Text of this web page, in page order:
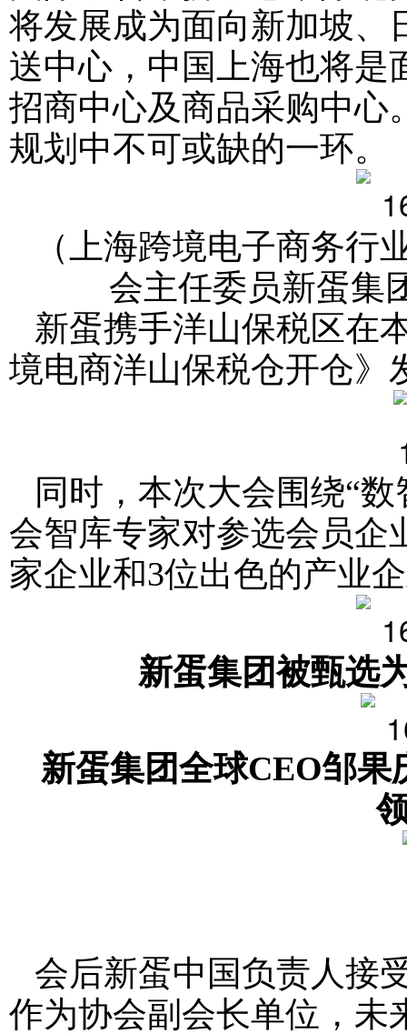
将发展成为面向新加坡、
送中心，中国上海也将是
招商中心及商品采购中心
规划中不可或缺的一环。
（
上海跨境电子商务行
会主任委员新蛋集
新蛋携手洋山保税区在
境电商洋山保税仓开仓》
同时，本次大会围绕“
会智库专家对参选会员企
家企业和3位出色的产业
新蛋集团被甄选
新蛋集团全球CEO邹
会后新蛋中国负责人接
作为协会副会长单位，未